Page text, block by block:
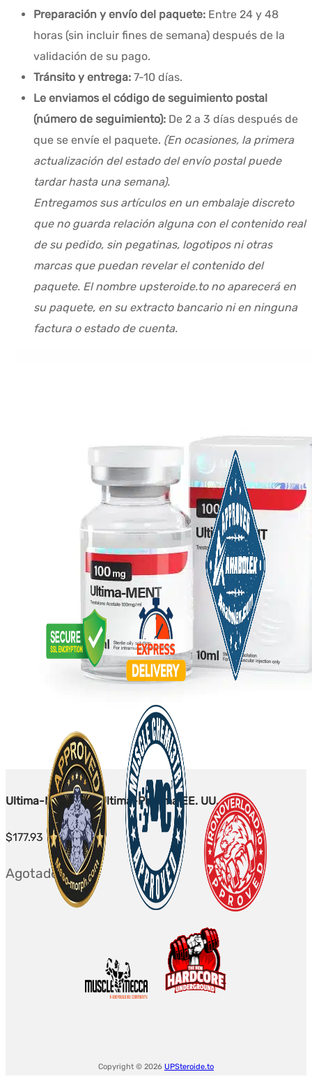
Preparación y envío del paquete: Entre 24 y 48
horas (sin incluir fines de semana) después de la
validación de su pago.
Tránsito y entrega: 7-10 días.
Le enviamos el código de seguimiento postal
(número de seguimiento): De 2 a 3 días después de
que se envíe el paquete. (En ocasiones, la primera
actualización del estado del envío postal puede
tardar hasta una semana).
Entregamos sus artículos en un embalaje discreto
que no guarda relación alguna con el contenido real
de su pedido, sin pegatinas, logotipos ni otras
marcas que puedan revelar el contenido del
paquete. El nombre upsteroide.to no aparecerá en
su paquete, en su extracto bancario ni en ninguna
factura o estado de cuenta.
Ultima-Ment 50 - Ultima-Pharma EE. UU.
$177.93
Agotado
Copyright © 2026 UPSteroide.to